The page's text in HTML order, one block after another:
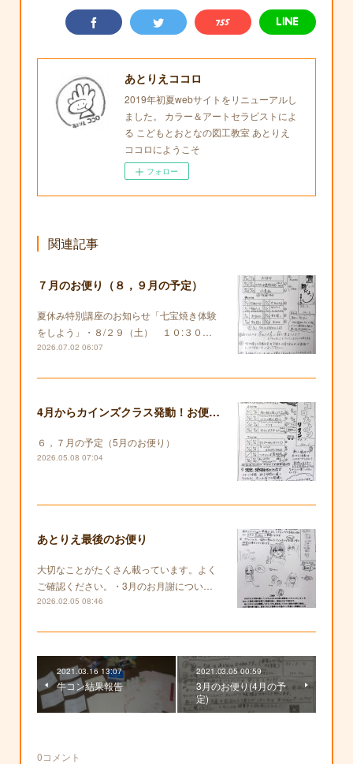
あとりえココロ
2019年初夏webサイトをリニューアルし
ました。 カラー＆アートセラピストによ
る こどもとおとなの図工教室 あとりえ
ココロにようこそ
フォロー
関連記事
７月のお便り（８，９月の予定）
夏休み特別講座のお知らせ「七宝焼き体験
をしよう」・８/２９（土） １０:３０…
2026.07.02 06:07
4月からカインズクラス発動！お便りも復活します！
６，７月の予定（5月のお便り）
2026.05.08 07:04
あとりえ最後のお便り
大切なことがたくさん載っています。よく
ご確認ください。・3月のお月謝につい…
2026.02.05 08:46
2021.03.16 13:07
牛コン結果報告
2021.03.05 00:59
3月のお便り(4月の予
定)
0コメント